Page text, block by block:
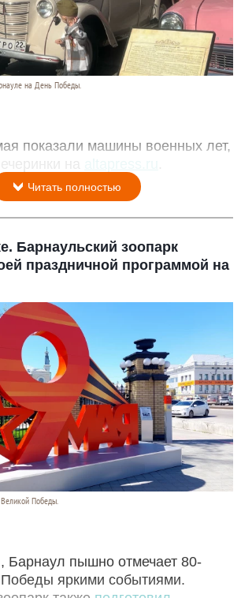
на День Победы.
показали машины военных лет,
на
altapress.ru
Читать полностью
Барнаульский зоопарк
праздничной программой на
Победы.
Барнаул пышно отмечает 80-
яркими событиями.